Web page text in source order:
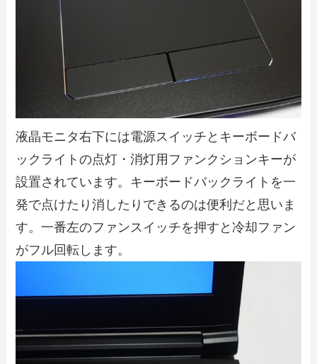
液晶モニタ右下には電源スイッチとキーボードバ
ックライトの点灯・消灯用ファンクションキーが
設置されています。キーボードバックライトを一
発で点けたり消したりできるのは便利だと思いま
す。一番左のファンスイッチを押すと冷却ファン
がフル回転します。